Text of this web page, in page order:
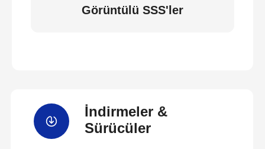
Görüntülü SSS'ler
İndirmeler &
Sürücüler